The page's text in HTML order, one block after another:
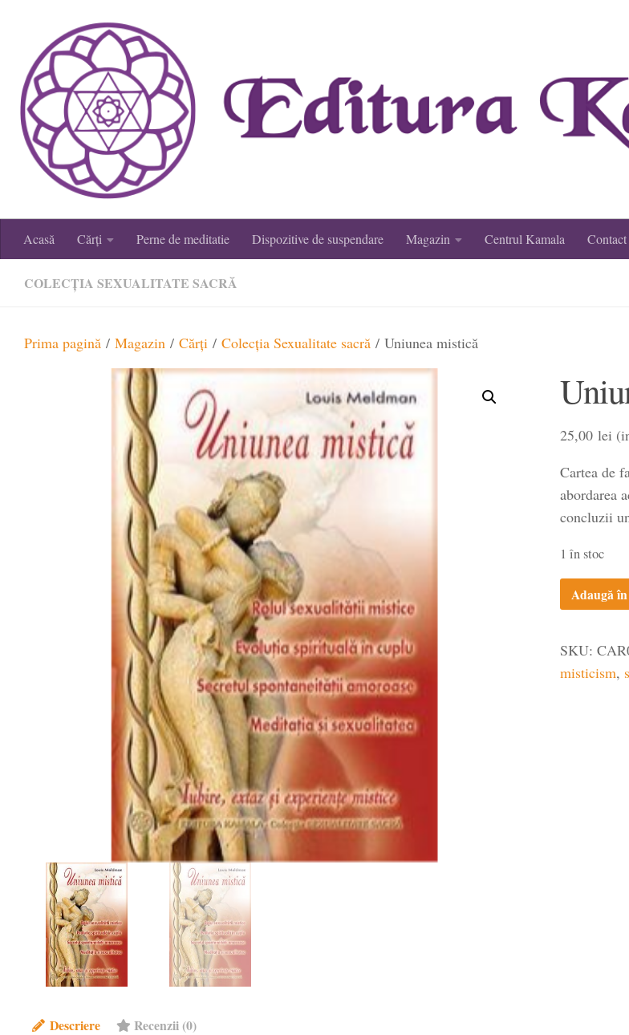
Skip to content
Acasă Cărți Perne de meditatie Dispozitive de suspendare Magazin Centrul Kamala Contact
COLECȚIA SEXUALITATE SACRĂ
Prima pagină / Magazin / Cărţi / Colecția Sexualitate sacră / Uniunea mistică
25,00 lei
Cartea de
abordarea
concluzii
1 în stoc
Cantitate
Uniunea
Adaugă în
SKU:
misticism,
Descriere Recenzii (0)